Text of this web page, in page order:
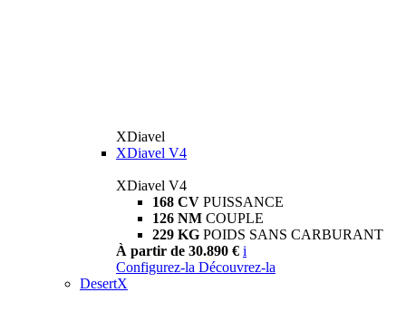
XDiavel
XDiavel V4
XDiavel V4
168 CV PUISSANCE
126 NM COUPLE
229 KG POIDS SANS CARBURANT
À partir de 30.890 € i
Configurez-la Découvrez-la
DesertX